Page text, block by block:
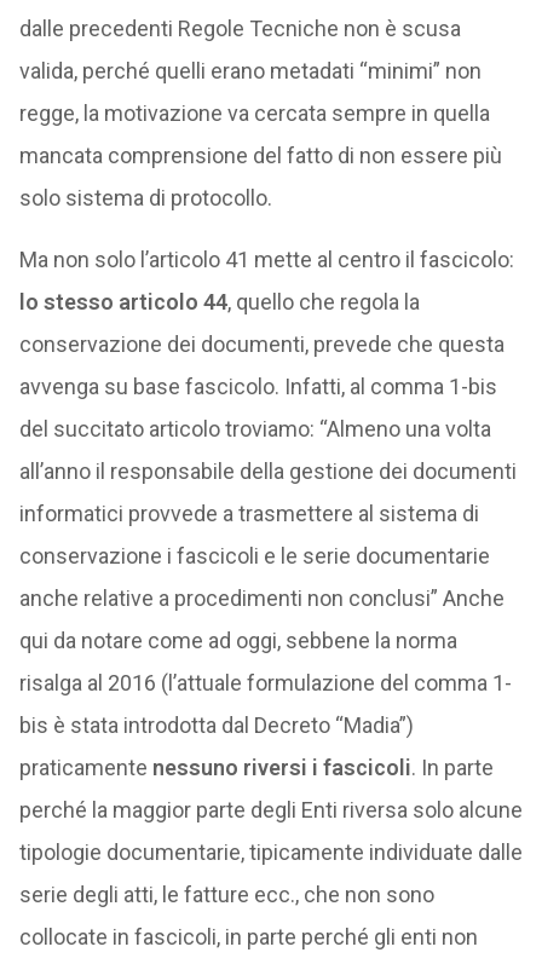
dalle precedenti Regole Tecniche non è scusa
valida, perché quelli erano metadati “minimi” non
regge, la motivazione va cercata sempre in quella
mancata comprensione del fatto di non essere più
solo sistema di protocollo.
Ma non solo l’articolo 41 mette al centro il fascicolo:
lo stesso articolo 44, quello che regola la
conservazione dei documenti, prevede che questa
avvenga su base fascicolo. Infatti, al comma 1-bis
del succitato articolo troviamo: “Almeno una volta
all’anno il responsabile della gestione dei documenti
informatici provvede a trasmettere al sistema di
conservazione i fascicoli e le serie documentarie
anche relative a procedimenti non conclusi” Anche
qui da notare come ad oggi, sebbene la norma
risalga al 2016 (l’attuale formulazione del comma 1-
bis è stata introdotta dal Decreto “Madia”)
praticamente nessuno riversi i fascicoli. In parte
perché la maggior parte degli Enti riversa solo alcune
tipologie documentarie, tipicamente individuate dalle
serie degli atti, le fatture ecc., che non sono
collocate in fascicoli, in parte perché gli enti non